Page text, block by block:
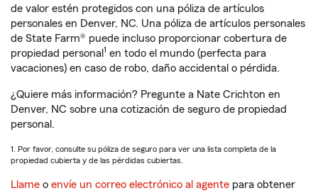
de valor estén protegidos con una póliza de artículos
personales en Denver, NC. Una póliza de artículos personales
de State Farm® puede incluso proporcionar cobertura de
propiedad personal 1 en todo el mundo (perfecta para
vacaciones) en caso de robo, daño accidental o pérdida.
¿Quiere más información? Pregunte a Nate Crichton en
Denver, NC sobre una cotización de seguro de propiedad
personal.
1. Por favor, consulte su póliza de seguro para ver una lista completa de la
propiedad cubierta y de las pérdidas cubiertas.
Llame o envíe un correo electrónico al agente para obtener